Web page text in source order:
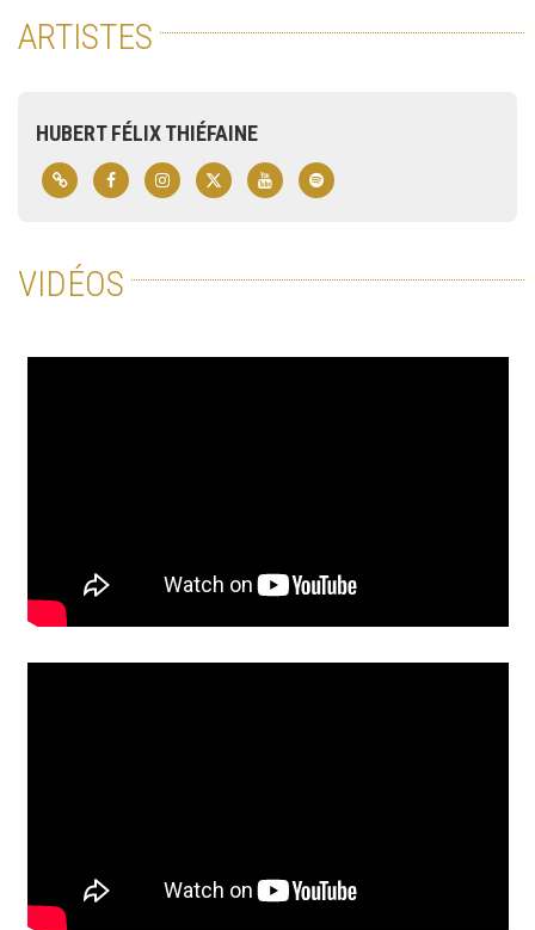
ARTISTES
HUBERT FÉLIX THIÉFAINE
VIDÉOS